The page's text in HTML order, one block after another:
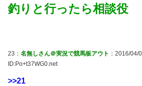
釣りと行ったら相談役
23： 名無しさん＠実況で競馬板アウト ：2016/04/
ID:Po+t37WG0.net
>>21